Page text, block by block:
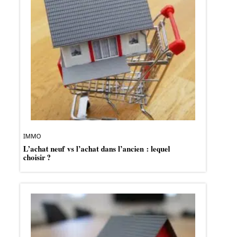
IMMO
L’achat neuf vs l’achat dans l’ancien : lequel
choisir ?